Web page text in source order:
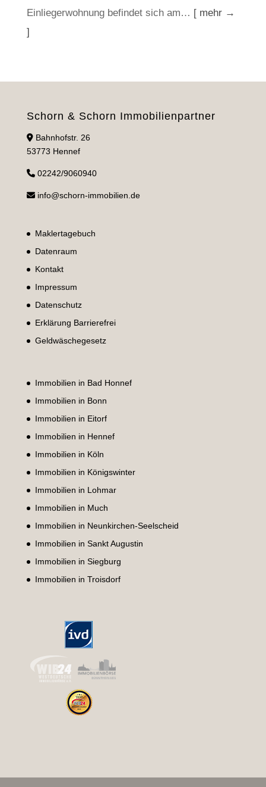
Einliegerwohnung befindet sich am… [ mehr →
]
Schorn & Schorn Immobilienpartner
Bahnhofstr. 26
53773 Hennef
02242/9060940
info@schorn-immobilien.de
Maklertagebuch
Datenraum
Kontakt
Impressum
Datenschutz
Erklärung Barrierefrei
Geldwäschegesetz
Immobilien in Bad Honnef
Immobilien in Bonn
Immobilien in Eitorf
Immobilien in Hennef
Immobilien in Köln
Immobilien in Königswinter
Immobilien in Lohmar
Immobilien in Much
Immobilien in Neunkirchen-Seelscheid
Immobilien in Sankt Augustin
Immobilien in Siegburg
Immobilien in Troisdorf